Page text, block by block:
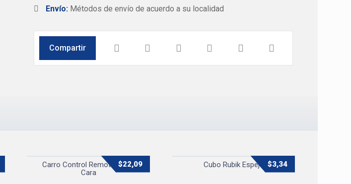
Envío: Métodos de envío de acuerdo a su localidad
Carro Control Remoto Doble
Cara
$22,09 Cubo Rubik Espejo $3,34